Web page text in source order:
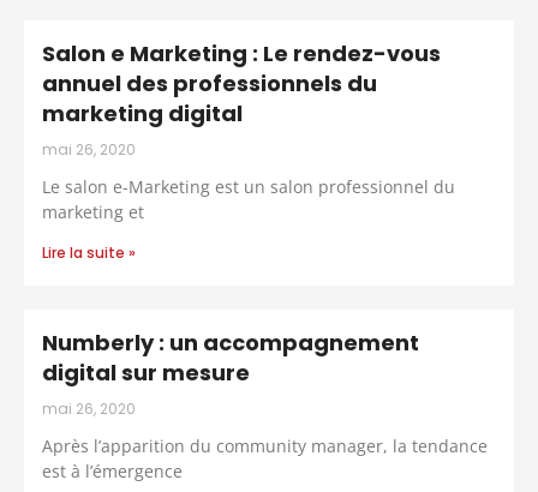
Salon e Marketing : Le rendez-vous
annuel des professionnels du
marketing digital
mai 26, 2020
Le salon e-Marketing est un salon professionnel du
marketing et
Lire la suite »
Numberly : un accompagnement
digital sur mesure
mai 26, 2020
Après l’apparition du community manager, la tendance
est à l’émergence